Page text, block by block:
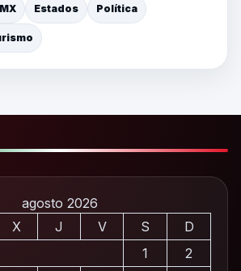
Estados Política
agosto 2026
X J V S
D
1
2